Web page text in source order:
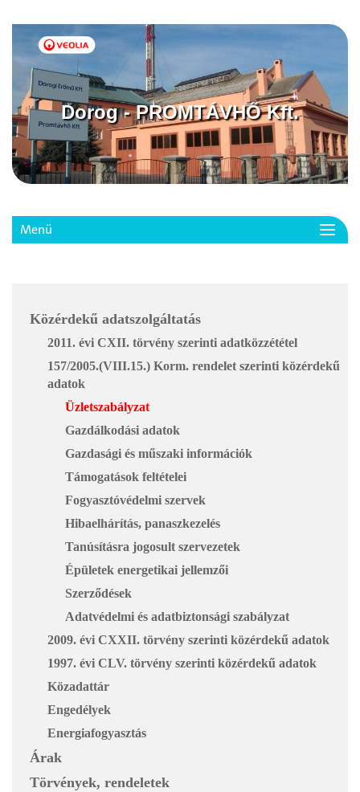
Dorog - PROMTÁVHŐ Kft.
Menü
Közérdekű adatszolgáltatás
2011. évi CXII. törvény szerinti adatközzététel
157/2005.(VIII.15.) Korm. rendelet szerinti közérdekű
adatok
Üzletszabályzat
Gazdálkodási adatok
Gazdasági és műszaki információk
Támogatások feltételei
Fogyasztóvédelmi szervek
Hibaelhárítás, panaszkezelés
Tanúsításra jogosult szervezetek
Épületek energetikai jellemzői
Szerződések
Adatvédelmi és adatbiztonsági szabályzat
2009. évi CXXII. törvény szerinti közérdekű adatok
1997. évi CLV. törvény szerinti közérdekű adatok
Közadattár
Engedélyek
Energiafogyasztás
Árak
Törvények, rendeletek